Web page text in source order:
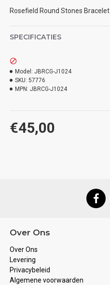
Rosefield Round Stones Bracelet
SPECIFICATIES
€45,00
Model: JBRCG-J1024
SKU: 57776
MPN: JBRCG-J1024
Over Ons
Over Ons
Levering
Privacybeleid
Algemene voorwaarden